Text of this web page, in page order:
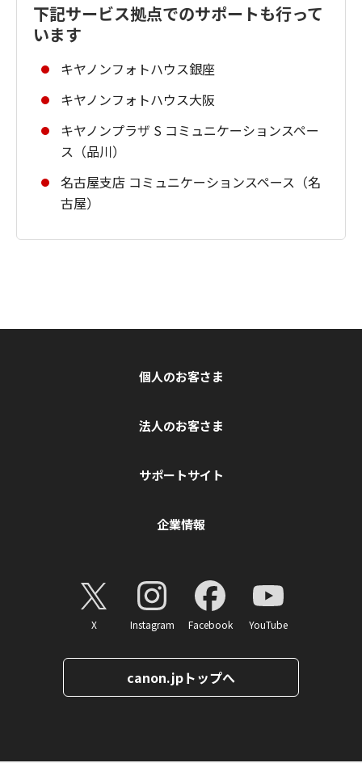
下記サービス拠点でのサポートも行って
います
キヤノンフォトハウス銀座
キヤノンフォトハウス大阪
キヤノンプラザ S コミュニケーションスペー
ス（品川）
名古屋支店 コミュニケーションスペース（名
古屋）
個人のお客さま
法人のお客さま
サポートサイト
企業情報
X Instagram Facebook YouTube
canon.jpトップへ